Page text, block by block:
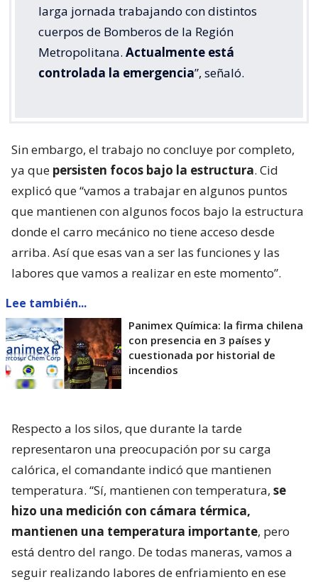
larga jornada trabajando con distintos
cuerpos de Bomberos de la Región
Metropolitana. Actualmente está
controlada la emergencia”, señaló.
Sin embargo, el trabajo no concluye por completo,
ya que persisten focos bajo la estructura. Cid
explicó que “vamos a trabajar en algunos puntos
que mantienen con algunos focos bajo la estructura
donde el carro mecánico no tiene acceso desde
arriba. Así que esas van a ser las funciones y las
labores que vamos a realizar en este momento”.
Lee también...
Panimex Química: la firma chilena
con presencia en 3 países y
cuestionada por historial de
incendios
Respecto a los silos, que durante la tarde
representaron una preocupación por su carga
calórica, el comandante indicó que mantienen
temperatura. “Sí, mantienen con temperatura, se
hizo una medición con cámara térmica,
mantienen una temperatura importante, pero
está dentro del rango. De todas maneras, vamos a
seguir realizando labores de enfriamiento en ese